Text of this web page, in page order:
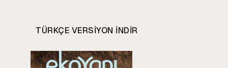
TÜRKÇE VERSIYON INDIR